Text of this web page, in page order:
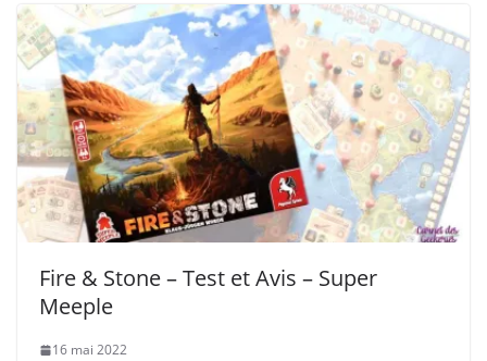
Fire & Stone – Test et Avis – Super
Meeple
16 mai 2022